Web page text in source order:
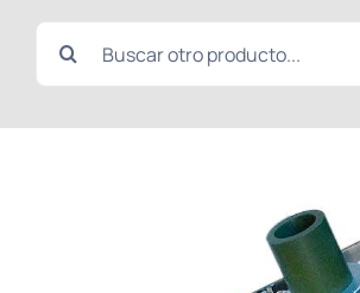
Buscar: